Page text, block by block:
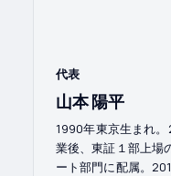
代表
山本 陽平
1990年東京生まれ
業後、東証１部上場
ート部門に配属。